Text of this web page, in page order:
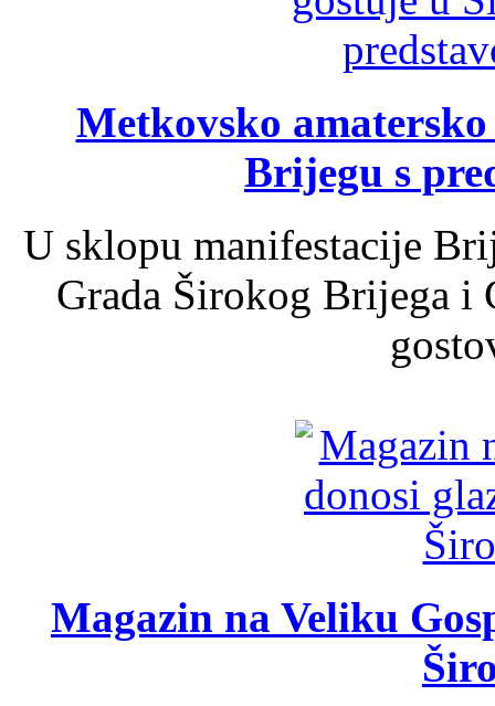
Metkovsko
Brijegu s
U sklopu manifestacije
Grada Širokog Brijega
Magazin na Veliku